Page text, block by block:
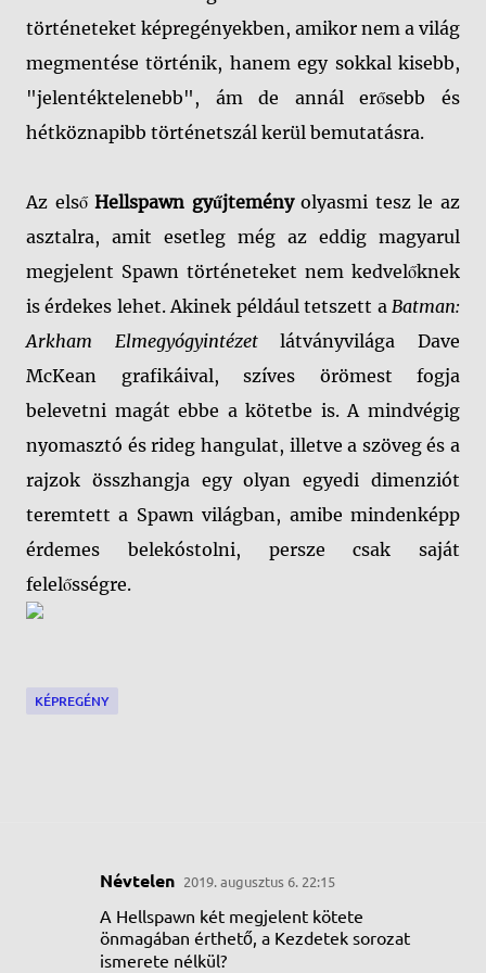
történeteket képregényekben, amikor nem a világ
megmentése történik, hanem egy sokkal kisebb,
"jelentéktelenebb", ám de annál erősebb és
hétköznapibb történetszál kerül bemutatásra.
Az elsőHellspawn gyűjteményolyasmi tesz le az
asztalra, amit esetleg még az eddig magyarul
megjelent Spawn történeteket nem kedvelőknek
is érdekes lehet. Akinek például tetszett a Batman:
Arkham Elmegyógyintézetlátványvilága Dave
McKean grafikáival, szíves örömest fogja
belevetni magát ebbe a kötetbe is. A mindvégig
nyomasztó és rideg hangulat, illetve a szöveg és a
rajzok összhangja egy olyan egyedi dimenziót
teremtett a Spawn világban, amibe mindenképp
érdemes belekóstolni, persze csak saját
felelősségre.
KÉPREGÉNY
Névtelen 2019. augusztus 6. 22:15
A Hellspawn két megjelent kötete
önmagában érthető, a Kezdetek sorozat
ismerete nélkül?